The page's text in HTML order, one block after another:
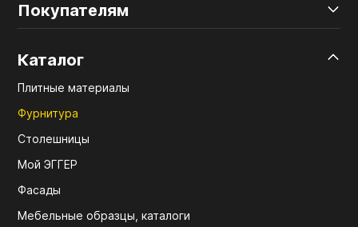
Покупателям
Каталог
Плитные материалы
Фурнитура
Столешницы
Мой ЭГГЕР
Фасады
Мебельные образцы, каталоги